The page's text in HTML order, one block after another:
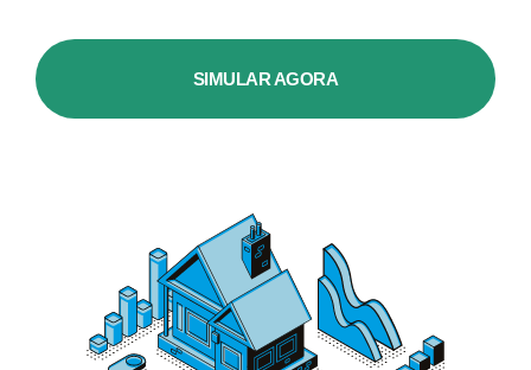
SIMULAR AGORA